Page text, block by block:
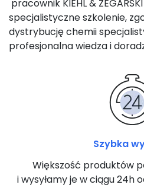
pracownik KIEHL &
specjalistyczne szkolenie,
dystrybucję chemii
profesjonalna wiedza i
Szybka
Większość produktów
i wysyłamy je w ciągu 24h